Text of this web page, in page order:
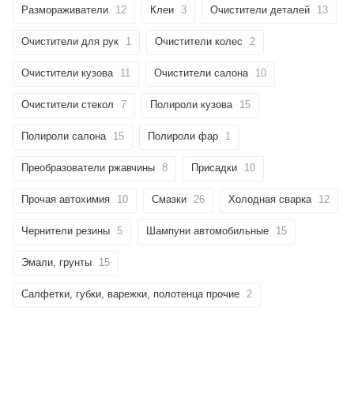
Размораживатели 12 Клеи 3 Очистители деталей 13
Очистители для рук 1 Очистители колес 2
Очистители кузова 11 Очистители салона 10
Очистители стекол 7 Полироли кузова 15
Полироли салона 15 Полироли фар 1
Преобразователи ржавчины 8 Присадки 10
Прочая автохимия 10 Смазки 26 Холодная сварка 12
Чернители резины 5 Шампуни автомобильные 15
Эмали, грунты 15
Салфетки, губки, варежки, полотенца прочие 2